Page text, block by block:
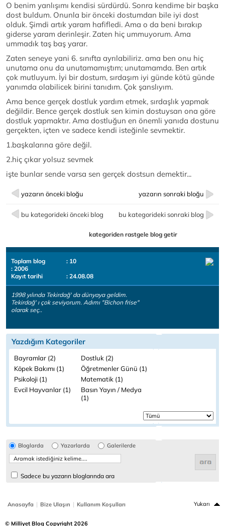
O benim yanlışımı kendisi sürdürdü. Sonra kendime bir başka
dost buldum. Onunla bir önceki dostumdan bile iyi dost
olduk. Şimdi artık yaram hafifledi. Ama o da beni bırakıp
giderse yaram derinleşir. Zaten hiç ummuyorum. Ama
ummadık taş baş yarar.
Zaten seneye yani 6. sınıfta ayrılabiliriz. ama ben onu hiç
unutama onu da unutamamıştım; unutamamda. Ben artık
çok mutluyum. İyi bir dostum, sırdaşım iyi günde kötü günde
yanımda olabilicek birini tanıdım. Çok şanslıyım.
Ama bence gerçek dostluk yardım etmek, sırdaşlık yapmak
değildir. Bence gerçek dostluk sen kimin dostuysan ona göre
dostluk yapmaktır. Ama dostluğun en önemli yanıda dostunu
gerçekten, içten ve sadece kendi isteğinle sevmektir.
1.başkalarına göre değil.
2.hiç çıkar yolsuz sevmek
işte bunlar sende varsa sen gerçek dostsun demektir...
yazarın önceki bloğu yazarın sonraki bloğu
bu kategorideki önceki blog bu kategorideki sonraki blog
kategoriden rastgele blog getir
Toplam blog
: 10
: 2006
Kayıt tarihi
: 24.08.08
1998 yılında Tekirdağ' da dünyaya geldim.
Tekirdağ' ı çok seviyorum. Adımı "Bichon frise"
olarak seç..
Yazdığım Kategoriler
Bayramlar (2)
Dostluk (2)
Köpek Bakımı (1)
Öğretmenler Günü (1)
Psikoloji (1)
Matematik (1)
Evcil Hayvanlar (1)
Basın Yayın / Medya
(1)
Bloglarda Yazarlarda Galerilerde
Sadece bu yazarın bloglarında ara
Anasayfa | Bize Ulaşın | Kullanım Koşulları Yukarı
© Milliyet Blog Copyright 2026